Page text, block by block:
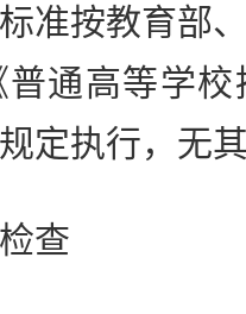
按教育部、
通高等学
定执行，无
查